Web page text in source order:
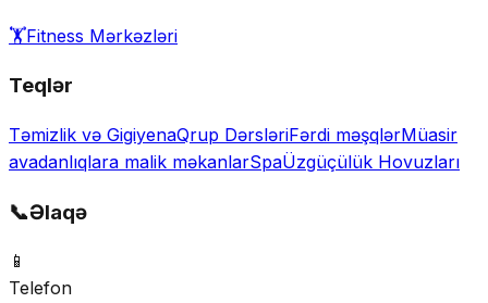
🏋️Fitness Mərkəzləri
Teqlər
Təmizlik və GigiyenaQrup DərsləriFərdi məşqlərMüasir
avadanlıqlara malik məkanlarSpaÜzgüçülük Hovuzları
📞Əlaqə
📱
Telefon